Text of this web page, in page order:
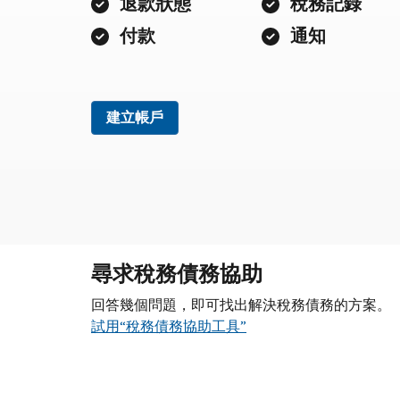
付款
通知
建立帳戶
尋求稅務債務協助
回答幾個問題，即可找出解決稅務債務的方案。
試用“稅務債務協助工具”